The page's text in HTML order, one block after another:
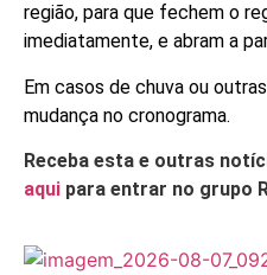
região, para que fechem o
imediatamente, e abram a
Em casos de chuva ou
mudança no cronograma.
Receba esta e outras
aqui para entrar no grupo